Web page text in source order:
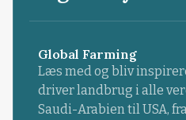
Global Farming
Læs med og bliv
driver landbrug i alle
Saudi-Arabien til USA,